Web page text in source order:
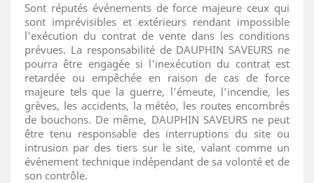
Sont réputés événements de force majeure ceux qui
sont imprévisibles et extérieurs rendant impossible
l'exécution du contrat de vente dans les conditions
prévues. La responsabilité de DAUPHIN SAVEURS ne
pourra être engagée si l'inexécution du contrat est
retardée ou empêchée en raison de cas de force
majeure tels que la guerre, l’émeute, l’incendie, les
grèves, les accidents, la météo, les routes encombrés
de bouchons. De même, DAUPHIN SAVEURS ne peut
être tenu responsable des interruptions du site ou
intrusion par des tiers sur le site, valant comme un
événement technique indépendant de sa volonté et de
son contrôle.